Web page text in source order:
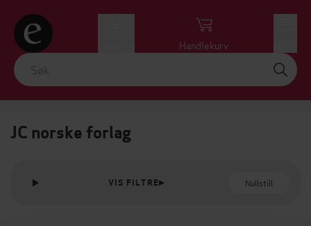
Handlekurv
JC norske forlag
VIS FILTRE Nullstill